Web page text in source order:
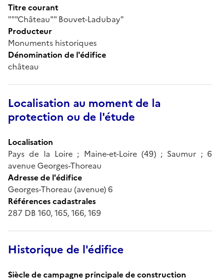
Titre courant
"""Château"" Bouvet-Ladubay"
Producteur
Monuments historiques
Dénomination de l'édifice
château
Localisation au moment de la
protection ou de l'étude
Localisation
Pays de la Loire ; Maine-et-Loire (49) ; Saumur ; 6
avenue Georges-Thoreau
Adresse de l'édifice
Georges-Thoreau (avenue) 6
Références cadastrales
287 DB 160, 165, 166, 169
Historique de l'édifice
Siècle de campagne principale de construction